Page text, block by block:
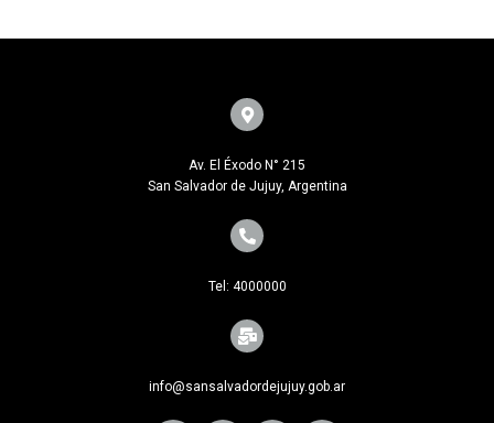
Av. El Éxodo N° 215
San Salvador de Jujuy, Argentina
Tel: 4000000
info@sansalvadordejujuy.gob.ar